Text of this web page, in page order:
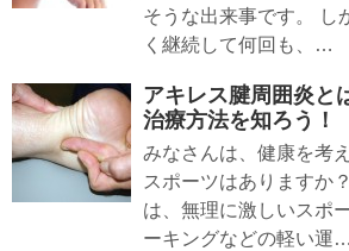
そうな出来事です。 し
く継続して何回も、…
アキレス腱周囲炎と
治療方法を知ろう！
みなさんは、健康を考
スポーツはありますか
は、無理に激しいスポ
ーキングなどの軽い運…